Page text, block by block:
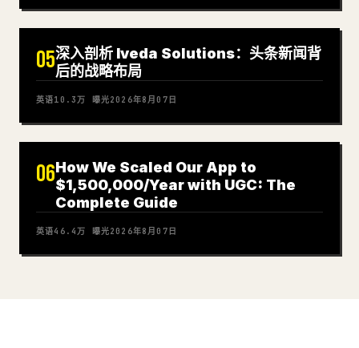
05深入剖析 Iveda Solutions：头条新闻背
后的战略布局
英语10.3万 曝光2026年8月07日
06How We Scaled Our App to
$1,500,000/Year with UGC: The
Complete Guide
英语46.4万 曝光2026年8月07日